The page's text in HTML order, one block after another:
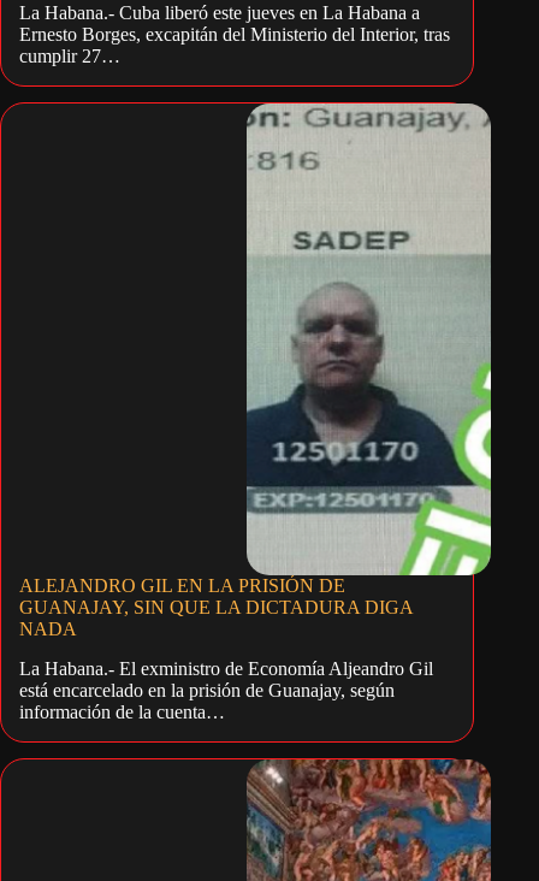
La Habana.- Cuba liberó este jueves en La Habana a
Ernesto Borges, excapitán del Ministerio del Interior, tras
cumplir 27…
ALEJANDRO GIL EN LA PRISIÓN DE
GUANAJAY, SIN QUE LA DICTADURA DIGA
NADA
La Habana.- El exministro de Economía Aljeandro Gil
está encarcelado en la prisión de Guanajay, según
información de la cuenta…